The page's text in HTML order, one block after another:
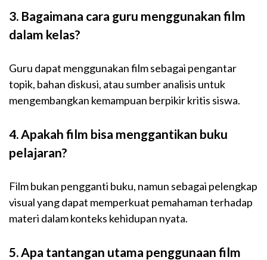
3. Bagaimana cara guru menggunakan film
dalam kelas?
Guru dapat menggunakan film sebagai pengantar
topik, bahan diskusi, atau sumber analisis untuk
mengembangkan kemampuan berpikir kritis siswa.
4. Apakah film bisa menggantikan buku
pelajaran?
Film bukan pengganti buku, namun sebagai pelengkap
visual yang dapat memperkuat pemahaman terhadap
materi dalam konteks kehidupan nyata.
5. Apa tantangan utama penggunaan film